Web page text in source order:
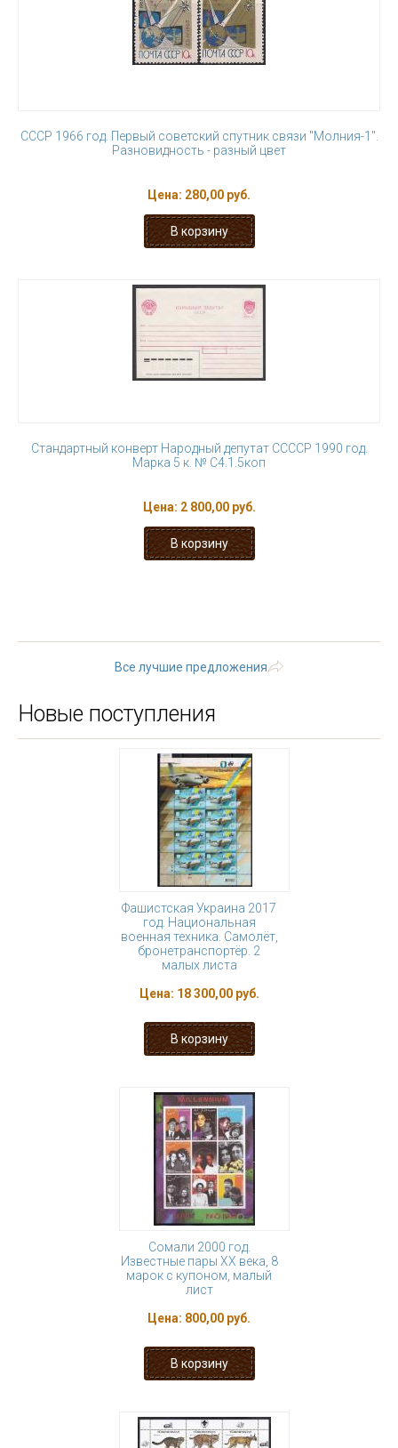
СССР 1966 год. Первый советский спутник связи "Молния-1".
Разновидность - разный цвет
Цена: 280,00 руб.
Стандартный конверт Народный депутат ССССР 1990 год.
Марка 5 к. № С4.1.5коп
Цена: 2 800,00 руб.
Все лучшие предложения
Новые поступления
Фашистская Украина 2017
год. Национальная
военная техника. Самолёт,
бронетранспортёр. 2
малых листа
Цена: 18 300,00 руб.
Сомали 2000 год.
Известные пары ХХ века, 8
марок с купоном, малый
лист
Цена: 800,00 руб.